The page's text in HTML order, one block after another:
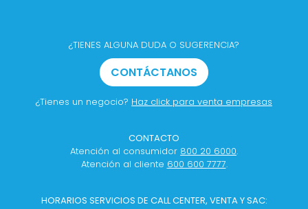
¿TIENES ALGUNA DUDA O SUGERENCIA?
CONTÁCTANOS
¿Tienes un negocio? Haz click para venta empresas
CONTACTO
Atención al consumidor 800 20 6000.
Atención al cliente 600 600 7777.
HORARIOS SERVICIOS DE CALL CENTER, VENTA Y SAC: